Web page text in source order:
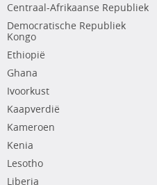
Centraal-Afrikaanse Republiek
Democratische Republiek
Kongo
Ethiopië
Ghana
Ivoorkust
Kaapverdië
Kameroen
Kenia
Lesotho
Liberia